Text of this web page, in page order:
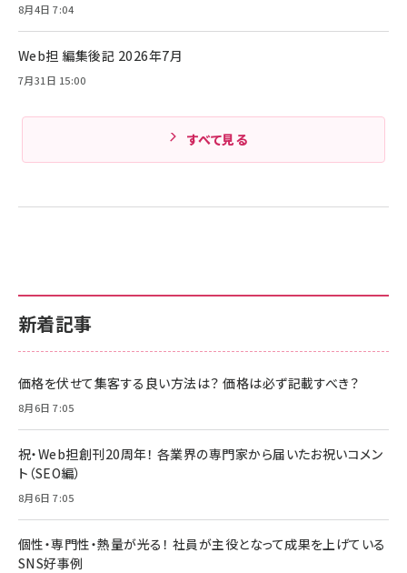
Amazonランキングをもっと見る
新着記事
価格を伏せて集客する良い方法は？ 価格は必ず記載すべき？
8月6日 7:05
祝・Web担創刊20周年！ 各業界の専門家から届いたお祝いコメン
ト（SEO編）
8月6日 7:05
個性・専門性・熱量が光る！ 社員が主役となって成果を上げている
SNS好事例
8月4日 7:04
Web担 編集後記 2026年7月
7月31日 15:00
すべて見る